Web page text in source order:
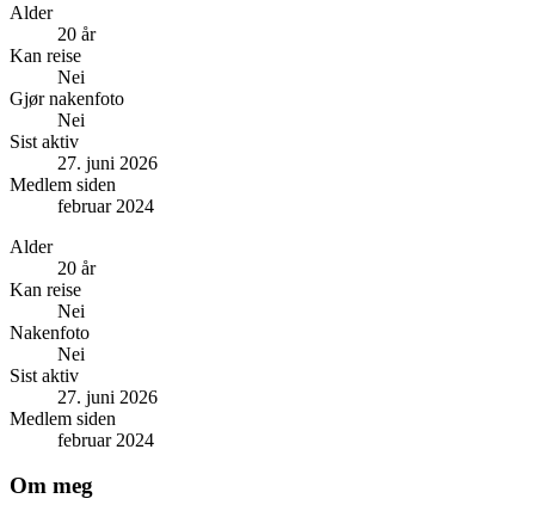
Alder
20 år
Kan reise
Nei
Gjør nakenfoto
Nei
Sist aktiv
27. juni 2026
Medlem siden
februar 2024
Alder
20 år
Kan reise
Nei
Nakenfoto
Nei
Sist aktiv
27. juni 2026
Medlem siden
februar 2024
Om meg